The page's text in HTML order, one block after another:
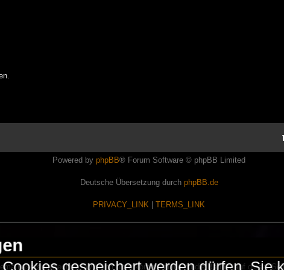
Powered by phpBB® Forum Software © phpBB Limited
Deutsche Übersetzung durch phpBB.de
PRIVACY_LINK TERMS_LINK
Lasershowtechnik. Wir sind nicht kommerziell und die Banner auf dieser
gespeichert werden dürfen. Sie